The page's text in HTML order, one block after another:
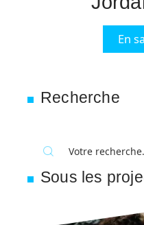
En
Recherche
Sous les